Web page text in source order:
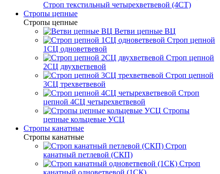
Строп текстильный четырехветвевой (4СТ)
Стропы цепные
Стропы цепные
Ветви цепные ВЦ
Строп цепной
1СЦ одноветвевой
Строп цепной
2СЦ двухветвевой
Строп цепной
3СЦ трехветвевой
Строп
цепной 4СЦ четырехветвевой
Стропы
цепные кольцевые УСЦ
Стропы канатные
Стропы канатные
Строп
канатный петлевой (СКП)
Строп
канатный одноветвевой (1СК)